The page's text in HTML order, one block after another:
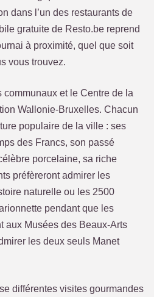
dans l’un des restaurants de
gratuite de Resto.be reprend
à proximité, quel que soit
vous trouvez.
communaux et le Centre de la
Wallonie-Bruxelles. Chacun
populaire de la ville : ses
des Francs, son passé
porcelaine, sa riche
préfèreront admirer les
naturelle ou les 2500
pendant que les
aux Musées des Beaux-Arts
les deux seuls Manet
différentes visites gourmandes